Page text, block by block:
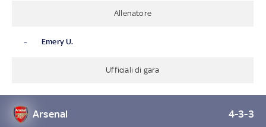
Allenatore
- Emery U.
Ufficiali di gara
Arsenal 4-3-3